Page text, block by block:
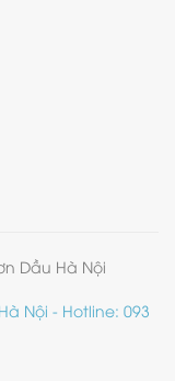
Dầu Hà Nội
Nội - Hotline: 093